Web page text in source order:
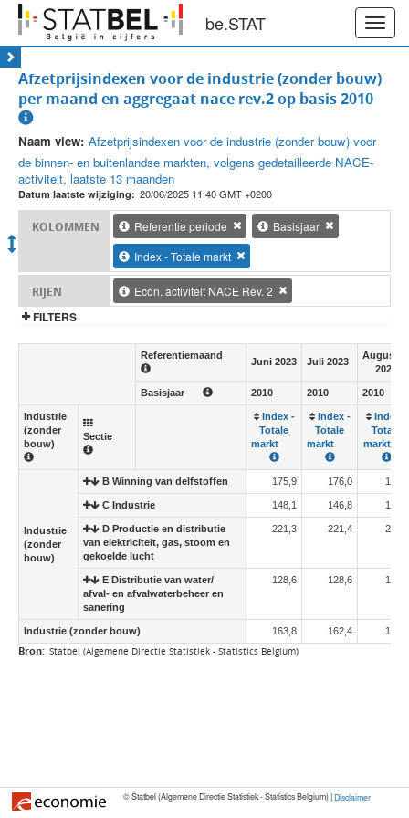
be.STAT
Afzetprijsindexen voor de industrie (zonder bouw)
per maand en aggregaat nace rev.2 op basis 2010
Naam view: Afzetprijsindexen voor de industrie (zonder bouw) voor
de binnen- en buitenlandse markten, volgens gedetailleerde NACE-
activiteit, laatste 13 maanden
Datum laatste wijziging: 20/06/2025 11:40 GMT +0200
KOLOMMEN Referentie periode
Basisjaar
Index - Totale markt
RIJEN Econ. activiteit NACE Rev. 2
FILTERS
Referentiemaand
Juni 2023 Juli 2023
Augustus
2023
Basisjaar 2010 2010 2010
Index -
Totale
markt
Index -
Totale
markt
Index -
Totale
markt
Industrie
(zonder
bouw)
Sectie
Industrie
(zonder
bouw)
B Winning van delfstoffen 175,9 176,0 176,0
C Industrie 148,1 146,8 146,7
D Productie en distributie
van elektriciteit, gas, stoom en
gekoelde lucht
221,3 221,4 216,8
E Distributie van water/
afval- en afvalwaterbeheer en
sanering
128,6 128,6 128,6
Industrie (zonder bouw) 163,8 162,4 161,8
Bron: Statbel (Algemene Directie Statistiek - Statistics Belgium)
© Statbel (Algemene Directie Statistiek - Statistics Belgium) |Disclaimer